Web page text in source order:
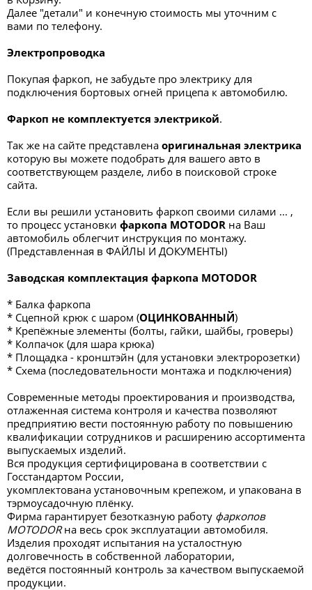
Далее "детали" и конечную стоимость мы уточним с
вами по телефону.
Электропроводка
Покупая фаркоп, не забудьте про электрику для
подключения бортовых огней прицепа к автомобилю.
Фаркоп не комплектуется электрикой.
Так же на сайте представлена оригинальная электрика
которую вы можете подобрать для вашего авто в
соответствующем разделе, либо в поисковой строке
сайта.
Если вы решили установить фаркоп своими силами ... ,
то процесс установки фаркопа MOTODOR на Ваш
автомобиль облегчит инструкция по монтажу.
(Представленная в ФАЙЛЫ И ДОКУМЕНТЫ)
Заводская комплектация фаркопа MOTODOR
* Балка фаркопа
* Сцепной крюк с шаром (ОЦИНКОВАННЫЙ)
* Крепёжные элементы (болты, гайки, шайбы, гроверы)
* Колпачок (для шара крюка)
* Площадка - кронштэйн (для установки электророзетки)
* Схема (последовательности монтажа и подключения)
Современные методы проектирования и производства,
отлаженная система контроля и качества позволяют
предприятию вести постоянную работу по повышению
квалификации сотрудников и расширению ассортимента
выпускаемых изделий.
Вся продукция сертифицирована в соответствии с
Госстандартом России,
укомплектована установочным крепежом, и упакована в
тэрмоусадочную плёнку.
Фирма гарантирует безотказную работу фаркопов
MOTODORна весь срок эксплуатации автомобиля.
Изделия проходят испытания на усталостную
долговечность в собственной лаборатории,
ведётся постоянный контроль за качеством выпускаемой
продукции.